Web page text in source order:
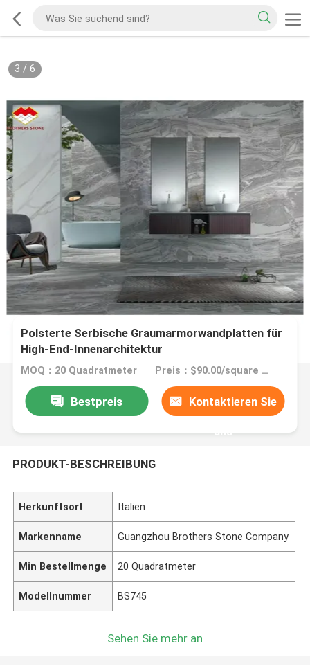
3 / 6
Polsterte Serbische Graumarmorwandplatten für
High-End-Innenarchitektur
MOQ：20 Quadratmeter Preis：$90.00/square meters 20-199 square meters
Bestpreis Kontaktieren Sie
uns
PRODUKT-BESCHREIBUNG
Herkunftsort Italien
Markenname Guangzhou Brothers Stone Company
Min Bestellmenge 20 Quadratmeter
Modellnummer BS745
Sehen Sie mehr an